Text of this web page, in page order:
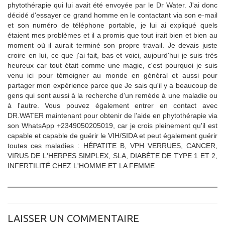
phytothérapie qui lui avait été envoyée par le Dr Water. J'ai donc
décidé d'essayer ce grand homme en le contactant via son e-mail
et son numéro de téléphone portable, je lui ai expliqué quels
étaient mes problèmes et il a promis que tout irait bien et bien au
moment où il aurait terminé son propre travail. Je devais juste
croire en lui, ce que j'ai fait, bas et voici, aujourd'hui je suis très
heureux car tout était comme une magie, c'est pourquoi je suis
venu ici pour témoigner au monde en général et aussi pour
partager mon expérience parce que Je sais qu'il y a beaucoup de
gens qui sont aussi à la recherche d'un remède à une maladie ou
à l'autre. Vous pouvez également entrer en contact avec
DR.WATER maintenant pour obtenir de l'aide en phytothérapie via
son WhatsApp +2349050205019, car je crois pleinement qu'il est
capable et capable de guérir le VIH/SIDA et peut également guérir
toutes ces maladies : HÉPATITE B, VPH VERRUES, CANCER,
VIRUS DE L'HERPES SIMPLEX, SLA, DIABÈTE DE TYPE 1 ET 2,
INFERTILITÉ CHEZ L'HOMME ET LA FEMME
LAISSER UN COMMENTAIRE